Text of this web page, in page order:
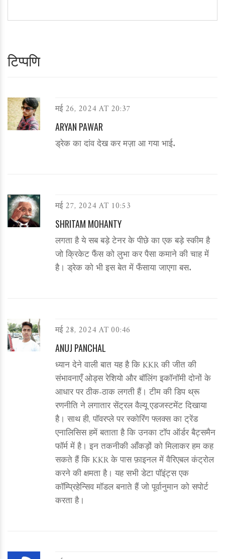
टिप्पणि
मई 26, 2024 AT 20:37
ARYAN PAWAR
ड्रेक का दांव देख कर मज़ा आ गया भाई.
मई 27, 2024 AT 10:53
SHRITAM MOHANTY
लगता है ये सब बड़े टेनर के पीछे का एक बड़े स्कीम है
जो क्रिकेट फैंस को लुभा कर पैसा कमाने की चाह में
है। ड्रेक को भी इस बेत में फँसाया जाएगा बस.
मई 28, 2024 AT 00:46
ANUJ PANCHAL
ध्यान देने वाली बात यह है कि KKR की जीत की
संभावनाएँ ओड्स रेशियो और बॉलिंग इकॉनॉमी दोनों के
आधार पर ठीक-ठाक लगती हैं। टीम की डिप थ्रू
रणनीति ने लगातार सेंट्रल वैल्यू एडजस्टमेंट दिखाया
है। साथ ही, पॉवरप्ले पर स्कोरिंग फ्लक्स का ट्रेंड
एनालिसिस हमें बताता है कि उनका टॉप ऑर्डर बैट्समैन
फॉर्म में है। इन तकनीकी आँकड़ों को मिलाकर हम कह
सकते हैं कि KKR के पास फ़ाइनल में वैरिएबल कंट्रोल
करने की क्षमता है। यह सभी डेटा पॉइंट्स एक
कॉम्प्रिहेन्सिव मॉडल बनाते हैं जो पूर्वानुमान को सपोर्ट
करता है।